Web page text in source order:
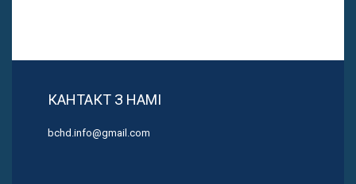
КАНТАКТ З НАМІ
bchd.info@gmail.com